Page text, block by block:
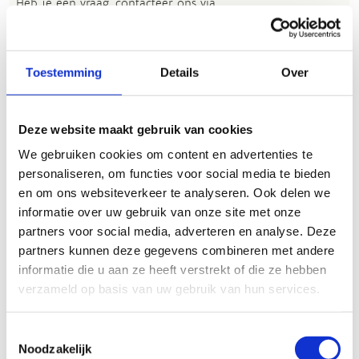
Toestemming Details Over
Deze website maakt gebruik van cookies
We gebruiken cookies om content en advertenties te
personaliseren, om functies voor social media te bieden
en om ons websiteverkeer te analyseren. Ook delen we
informatie over uw gebruik van onze site met onze
partners voor social media, adverteren en analyse. Deze
partners kunnen deze gegevens combineren met andere
informatie die u aan ze heeft verstrekt of die ze hebben
verzameld op basis van uw gebruik van hun services.
Noodzakelijk
FYSIEKE INSPANNING
licht zwaar
TECHNISCHE MOEILIJKHEIDSGRAAD